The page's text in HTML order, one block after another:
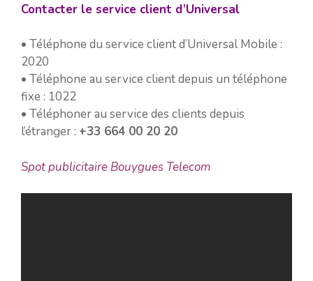
Contacter le service client d’Universal
• Téléphone du service client d’Universal Mobile :
2020
• Téléphone au service client depuis un téléphone
fixe : 1022
• Téléphoner au service des clients depuis
l’étranger : +33 664 00 20 20
Spot publicitaire Bouygues Telecom